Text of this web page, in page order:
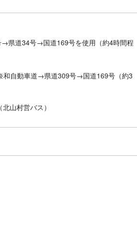
県道34号→国道169号を使用（約4時間程
和自動車道→県道309号→国道169号（約3
山村営バス）